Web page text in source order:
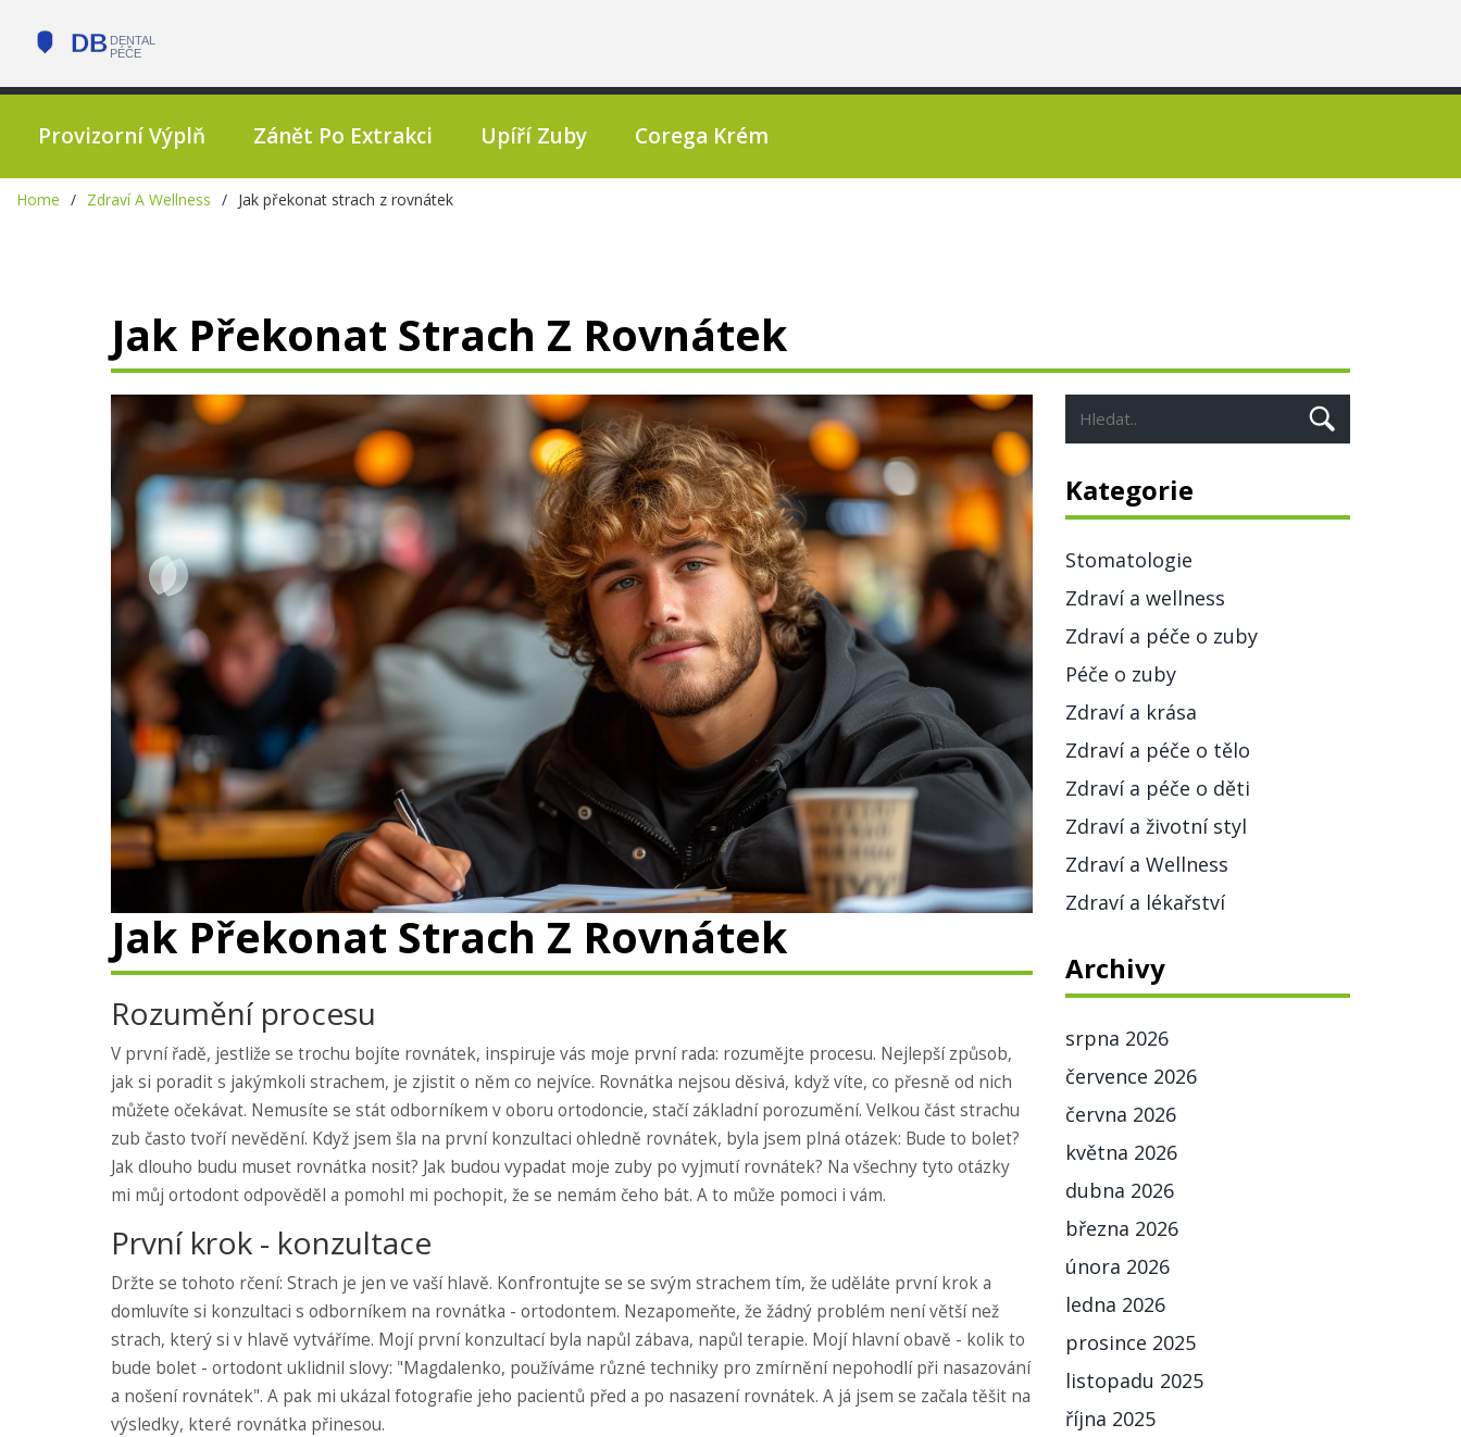
Provizorní Výplň Zánět Po Extrakci Upíří Zuby Corega Krém
Home Zdraví A Wellness Jak překonat strach z rovnátek
Jak Překonat Strach Z Rovnátek
Jak Překonat Strach Z Rovnátek
Rozumění procesu
V první řadě, jestliže se trochu bojíte rovnátek, inspiruje vás moje první rada: rozumějte procesu. Nejlepší způsob,
jak si poradit s jakýmkoli strachem, je zjistit o něm co nejvíce. Rovnátka nejsou děsivá, když víte, co přesně od nich
můžete očekávat. Nemusíte se stát odborníkem v oboru ortodoncie, stačí základní porozumění. Velkou část strachu
zub často tvoří nevědění. Když jsem šla na první konzultaci ohledně rovnátek, byla jsem plná otázek: Bude to bolet?
Jak dlouho budu muset rovnátka nosit? Jak budou vypadat moje zuby po vyjmutí rovnátek? Na všechny tyto otázky
mi můj ortodont odpověděl a pomohl mi pochopit, že se nemám čeho bát. A to může pomoci i vám.
První krok - konzultace
Držte se tohoto rčení: Strach je jen ve vaší hlavě. Konfrontujte se se svým strachem tím, že uděláte první krok a
domluvíte si konzultaci s odborníkem na rovnátka - ortodontem. Nezapomeňte, že žádný problém není větší než
strach, který si v hlavě vytváříme. Mojí první konzultací byla napůl zábava, napůl terapie. Mojí hlavní obavě - kolik to
bude bolet - ortodont uklidnil slovy: "Magdalenko, používáme různé techniky pro zmírnění nepohodlí při nasazování
a nošení rovnátek". A pak mi ukázal fotografie jeho pacientů před a po nasazení rovnátek. A já jsem se začala těšit na
výsledky, které rovnátka přinesou.
Kategorie
Stomatologie
Zdraví a wellness
Zdraví a péče o zuby
Péče o zuby
Zdraví a krása
Zdraví a péče o tělo
Zdraví a péče o děti
Zdraví a životní styl
Zdraví a Wellness
Zdraví a lékařství
Archivy
srpna 2026
července 2026
června 2026
května 2026
dubna 2026
března 2026
února 2026
ledna 2026
prosince 2025
listopadu 2025
října 2025